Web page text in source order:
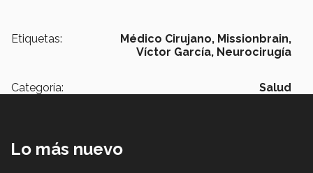
Etiquetas: Médico Cirujano, Missionbrain,
Víctor García, Neurocirugía
Categoría: Salud
Lo más nuevo